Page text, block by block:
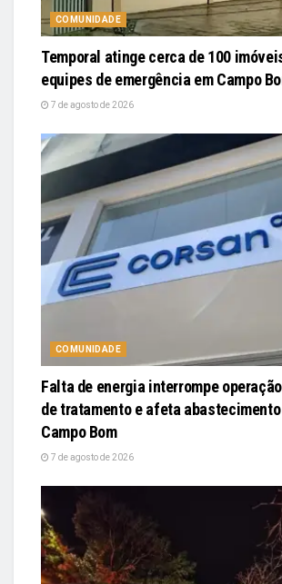
COMUNIDADE
Temporal atinge cerca de 100
equipes de emergência em Campo
7 de agosto de 2026
COMUNIDADE
Falta de energia interrompe
de tratamento e afeta abastecimento
Campo Bom
7 de agosto de 2026